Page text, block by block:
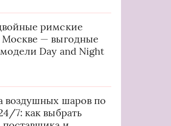
римские
— выгодные
Day and Night
воздушных шаров по
7: как выбрать